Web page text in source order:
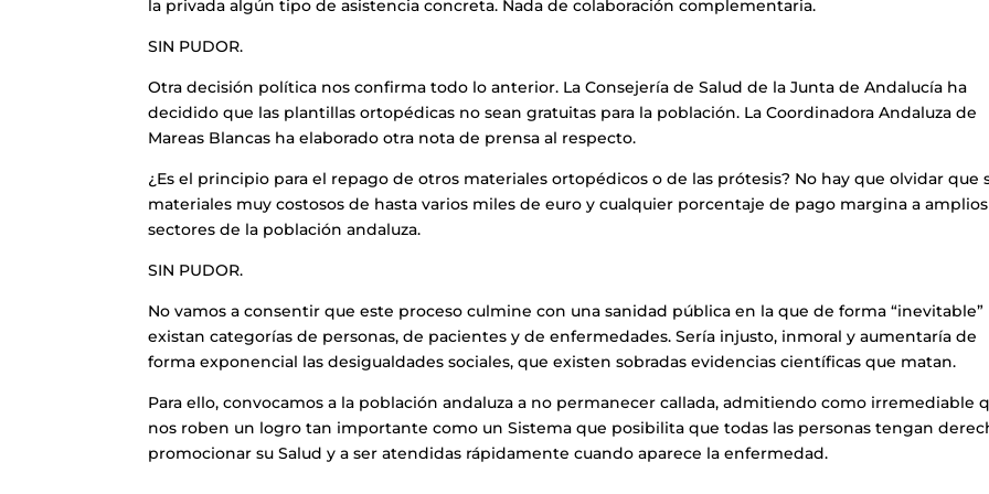
la privada algún tipo de asistencia concreta. Nada de colaboración complementaria.
SIN PUDOR.
Otra decisión política nos confirma todo lo anterior. La Consejería de Salud de la Junta de Andalucía ha
decidido que las plantillas ortopédicas no sean gratuitas para la población. La Coordinadora Andaluza de
Mareas Blancas ha elaborado otra nota de prensa al respecto.
¿Es el principio para el repago de otros materiales ortopédicos o de las prótesis? No hay que olvidar que
materiales muy costosos de hasta varios miles de euro y cualquier porcentaje de pago margina a amplios
sectores de la población andaluza.
SIN PUDOR.
No vamos a consentir que este proceso culmine con una sanidad pública en la que de forma “inevitable”
existan categorías de personas, de pacientes y de enfermedades. Sería injusto, inmoral y aumentaría de
forma exponencial las desigualdades sociales, que existen sobradas evidencias científicas que matan.
Para ello, convocamos a la población andaluza a no permanecer callada, admitiendo como irremediable
nos roben un logro tan importante como un Sistema que posibilita que todas las personas tengan
promocionar su Salud y a ser atendidas rápidamente cuando aparece la enfermedad.